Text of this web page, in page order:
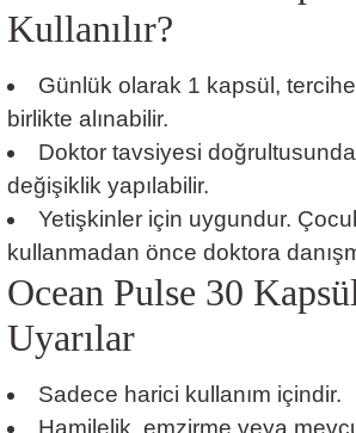
Kullanılır?
Günlük olarak 1 kapsül,
birlikte alınabilir.
Doktor tavsiyesi
değişiklik yapılabilir.
Yetişkinler için uygundur.
kullanmadan önce doktora
Ocean Pulse 30
Uyarılar
Sadece harici kullanım içindir.
Hamilelik, emzirme veya